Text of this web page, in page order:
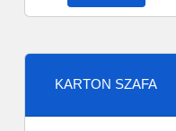
KARTON SZAFA